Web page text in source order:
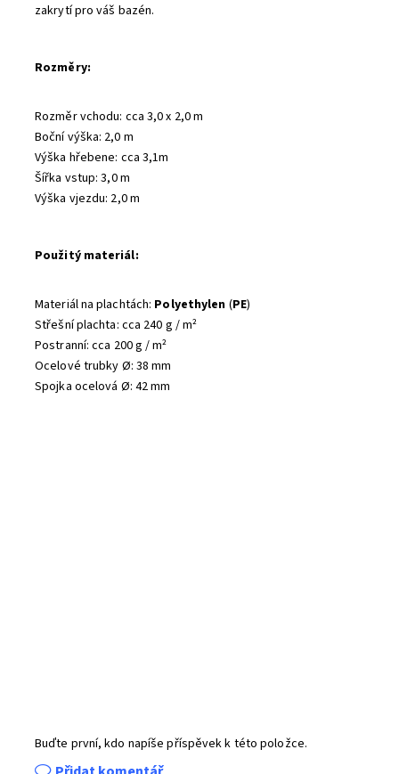
zakrytípro váš bazén.
Rozměry:
Rozměr vchodu: cca 3,0 x 2,0 m
Boční výška: 2,0 m
Výška hřebene: cca 3,1m
Šířka vstup: 3,0 m
Výška vjezdu: 2,0 m
Použitý materiál:
Materiál na plachtách: Polyethylen (PE)
Střešní plachta: cca 240 g /m²
Postranní: cca 200 g /m²
Ocelové trubky Ø: 38 mm
Spojka ocelová Ø: 42 mm
Buďte první, kdo napíše příspěvek k této položce.